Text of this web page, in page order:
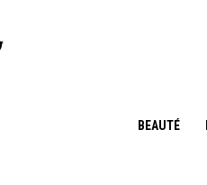
BEAUTÉ